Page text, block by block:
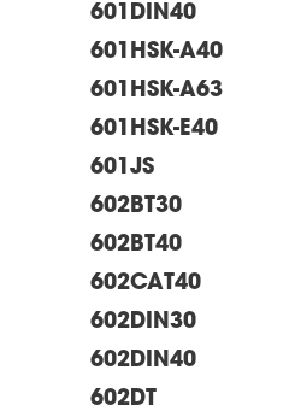
601DIN40
601HSK-A40
601HSK-A63
601HSK-E40
601JS
602BT30
602BT40
602CAT40
602DIN30
602DIN40
602DT